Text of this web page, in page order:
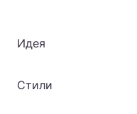
Идея
Стили